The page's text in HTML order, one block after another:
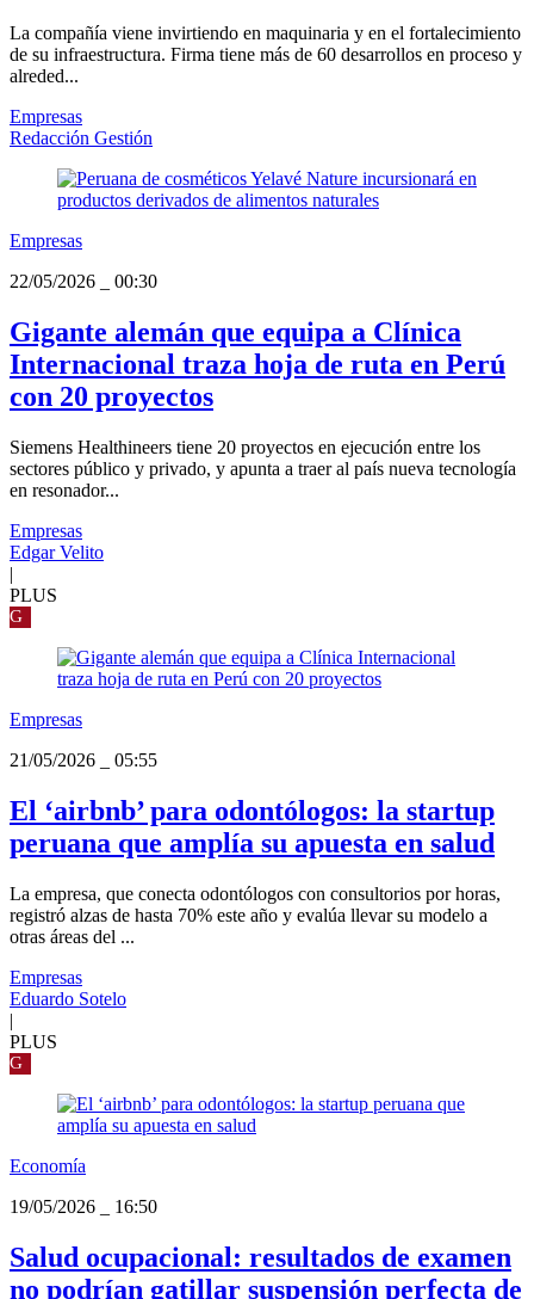
La compañía viene invirtiendo en maquinaria y en el fortalecimiento
de su infraestructura. Firma tiene más de 60 desarrollos en proceso y
alreded...
Empresas
Redacción Gestión
Empresas
22/05/2026
00:30
Gigante alemán que equipa a Clínica
Internacional traza hoja de ruta en Perú
con 20 proyectos
Siemens Healthineers tiene 20 proyectos en ejecución entre los
sectores público y privado, y apunta a traer al país nueva tecnología
en resonador...
Empresas
Edgar Velito
|
PLUS
G
Empresas
21/05/2026
05:55
El ‘airbnb’ para odontólogos: la startup
peruana que amplía su apuesta en salud
La empresa, que conecta odontólogos con consultorios por horas,
registró alzas de hasta 70% este año y evalúa llevar su modelo a
otras áreas del ...
Empresas
Eduardo Sotelo
|
PLUS
G
Economía
19/05/2026
16:50
Salud ocupacional: resultados de examen
no podrían gatillar suspensión perfecta de